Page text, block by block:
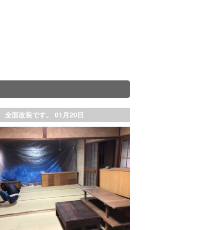
面改装です。 01月20日